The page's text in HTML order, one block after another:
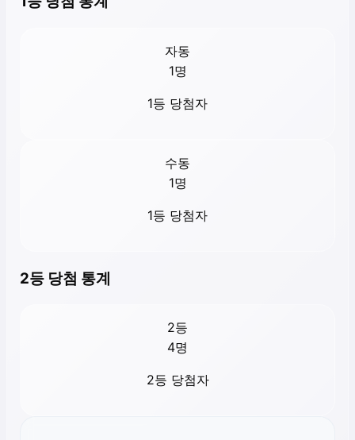
자동
1명
1등 당첨자
수동
1명
1등 당첨자
2등 당첨 통계
2등
4명
2등 당첨자